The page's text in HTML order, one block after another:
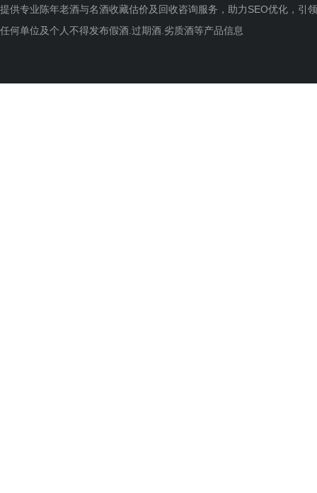
提供专业陈年老酒与名酒收藏估价及回收咨询服务，助力SEO优化，引
任何单位及个人不得发布假酒.过期酒.劣质酒等产品信息